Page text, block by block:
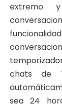
extremo
chats de
sea 24